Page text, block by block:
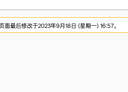
面最后修改于2023年9月18日 (星期一) 16:57。